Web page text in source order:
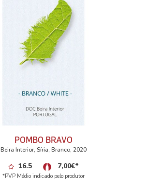
POMBO BRAVO
Beira Interior, Síria, Branco, 2020
16.5 7,00€*
*PVP Médio indicado pelo produtor